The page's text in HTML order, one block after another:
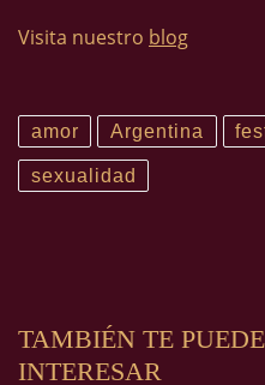
Visita nuestro blog
amor Argentina
sexualidad
TAMBIÉN TE PUEDE
INTERESAR